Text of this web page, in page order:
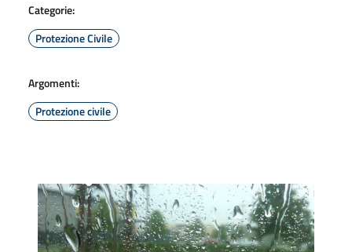
Categorie:
Protezione Civile
Argomenti:
Protezione civile